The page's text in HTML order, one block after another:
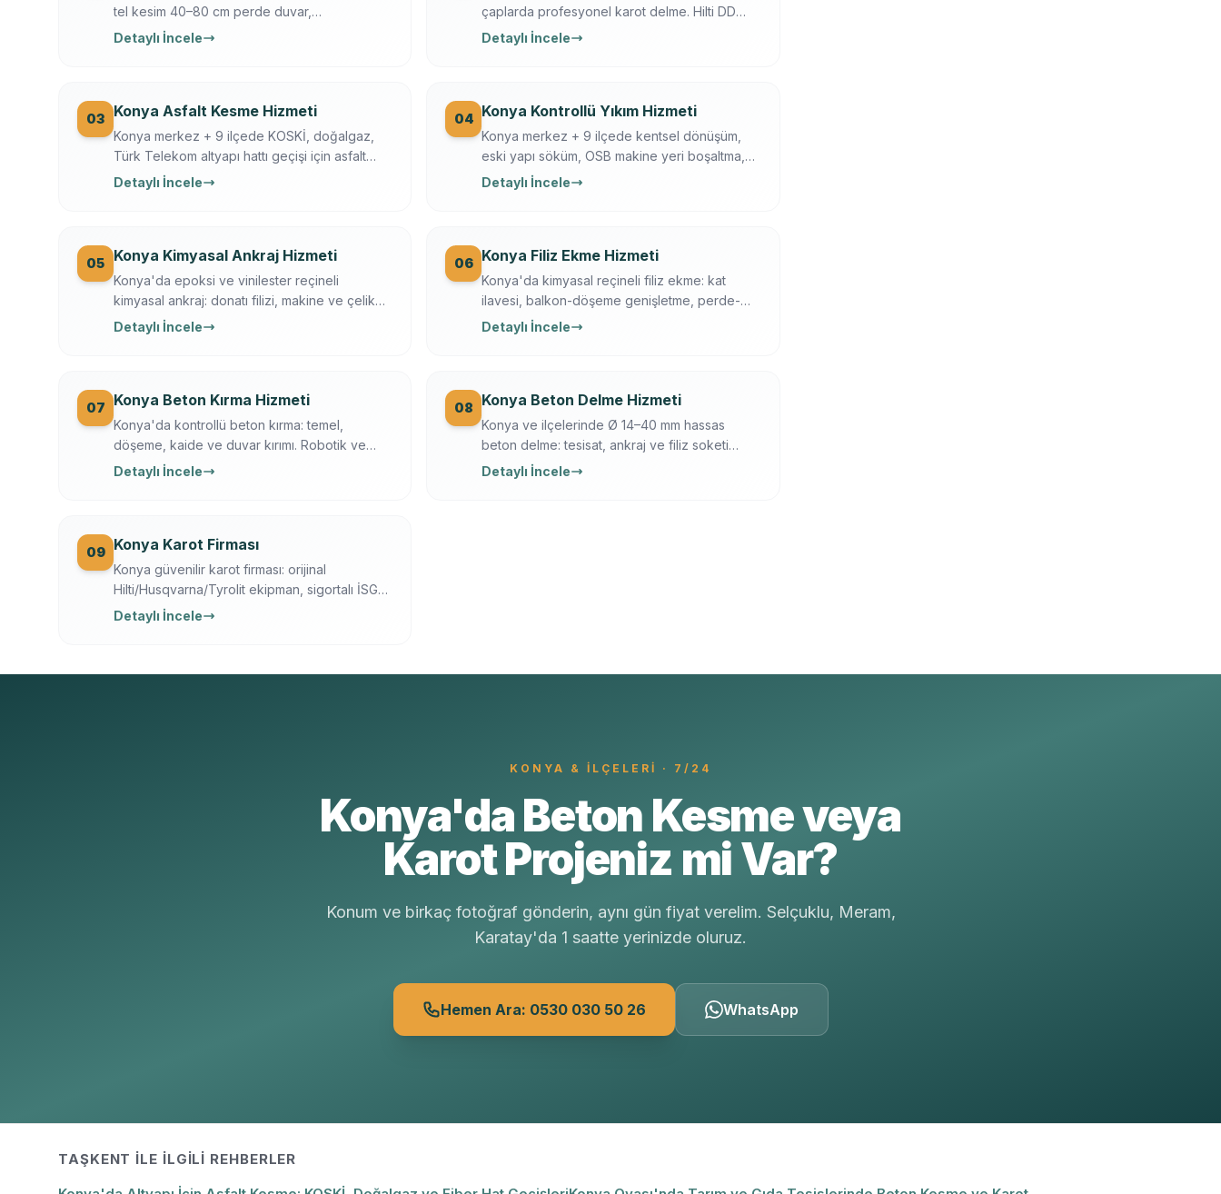
tel kesim 40–80 cm perde duvar,
döşeme/temel/zemin kesimi. Hilti + Husqvarna
Detaylı İncele
çaplarda profesyonel karot delme. Hilti DD
250/350, Ferroscan donatı tarama, su
Detaylı İncele
03 Konya Asfalt Kesme Hizmeti
Konya merkez + 9 ilçede KOSKİ, doğalgaz,
Türk Telekom altyapı hattı geçişi için asfalt
kesme. Husqvarna FS 7000, gece çalışma,
Detaylı İncele
04 Konya Kontrollü Yıkım Hizmeti
Konya merkez + 9 ilçede kentsel dönüşüm,
eski yapı söküm, OSB makine yeri boşaltma,
tarihi yapı kısmi yıkım. İş güvenliği + sigortalı
Detaylı İncele
05 Konya Kimyasal Ankraj Hizmeti
Konya'da epoksi ve vinilester reçineli
kimyasal ankraj: donatı filizi, makine ve çelik
kaide sabitleme. Ücretsiz keşif, çekme testi,
Detaylı İncele
06 Konya Filiz Ekme Hizmeti
Konya'da kimyasal reçineli filiz ekme: kat
ilavesi, balkon-döşeme genişletme, perde-
kolon ekleme. Ferroscan kontrollü, çekme
Detaylı İncele
07 Konya Beton Kırma Hizmeti
Konya'da kontrollü beton kırma: temel,
döşeme, kaide ve duvar kırımı. Robotik ve
hidrolik kırıcı, toz bastırma, moloz dahil,
Detaylı İncele
08 Konya Beton Delme Hizmeti
Konya ve ilçelerinde Ø 14–40 mm hassas
beton delme: tesisat, ankraj ve filiz soketi
delikleri. Elmas karot + darbeli teknik,
Detaylı İncele
09 Konya Karot Firması
Konya güvenilir karot firması: orijinal
Hilti/Husqvarna/Tyrolit ekipman, sigortalı İSG
ekip, yazılı garanti, 7/24 ücretsiz keşif. Karot
Detaylı İncele
KONYA & İLÇELERI · 7/24
Konya'da Beton Kesme veya
Karot Projeniz mi Var?
Konum ve birkaç fotoğraf gönderin, aynı gün fiyat verelim. Selçuklu, Meram,
Karatay'da 1 saatte yerinizde oluruz.
Hemen Ara: 0530 030 50 26 WhatsApp
TAŞKENT ILE İLGILI REHBERLER